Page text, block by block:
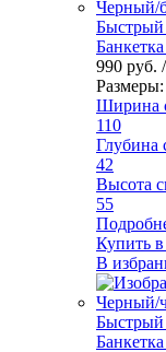
Быстрый
990 руб.
Размеры:
Ширина
110
Глубина
42
Высота
55
Купить
В
Быстрый